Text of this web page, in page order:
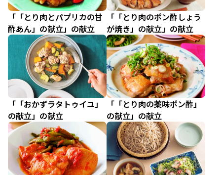
「「とり肉とパプリカの甘
酢あん」の献立」の献立
「「とり肉のポン酢しょう
が焼き」の献立」の献立
「「おかずラタトゥイユ」
の献立」の献立
「「とり肉の薬味ポン酢」
の献立」の献立